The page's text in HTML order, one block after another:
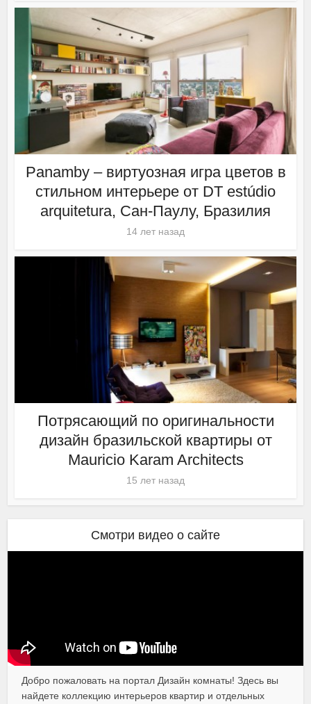
Panamby – виртуозная игра цветов в
стильном интерьере от DT estúdio
arquitetura, Сан-Паулу, Бразилия
14 лет назад
Потрясающий по оригинальности
дизайн бразильской квартиры от
Mauricio Karam Architects
15 лет назад
Смотри видео о сайте
Добро пожаловать на портал Дизайн комнаты! Здесь вы
найдете коллекцию интерьеров квартир и отдельных